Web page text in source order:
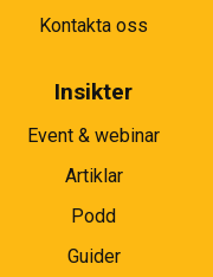
Kontakta oss
Insikter
Event & webinar
Artiklar
Podd
Guider